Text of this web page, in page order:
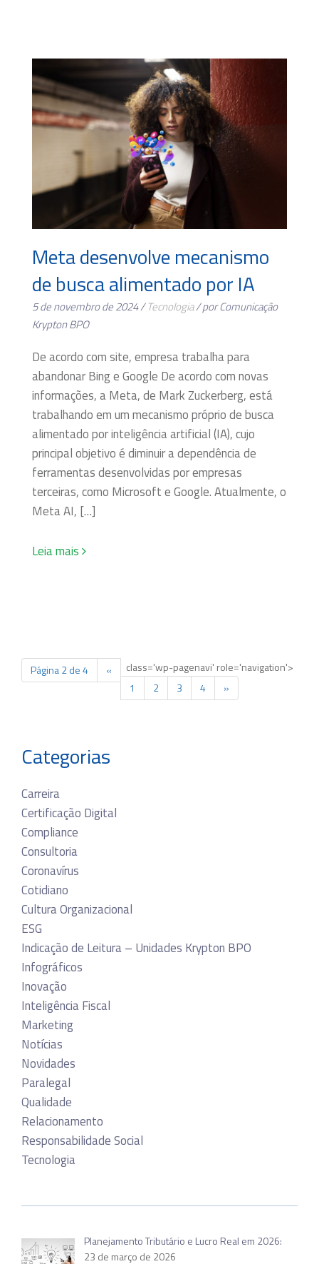
Meta desenvolve mecanismo
de busca alimentado por IA
5 de novembro de 2024 /Tecnologia/ por Comunicação
Krypton BPO
De acordo com site, empresa trabalha para
abandonar Bing e Google De acordo com novas
informações, a Meta, de Mark Zuckerberg, está
trabalhando em um mecanismo próprio de busca
alimentado por inteligência artificial (IA), cujo
principal objetivo é diminuir a dependência de
ferramentas desenvolvidas por empresas
terceiras, como Microsoft e Google. Atualmente, o
Meta AI, […]
Leia mais
class='wp-pagenavi' role='navigation'>
Página 2 de 4
«
1
2 3 4 »
Categorias
Carreira
Certificação Digital
Compliance
Consultoria
Coronavírus
Cotidiano
Cultura Organizacional
ESG
Indicação de Leitura – Unidades Krypton BPO
Infográficos
Inovação
Inteligência Fiscal
Marketing
Notícias
Novidades
Paralegal
Qualidade
Relacionamento
Responsabilidade Social
Tecnologia
Planejamento Tributário e Lucro Real em 2026:
23 de março de 2026